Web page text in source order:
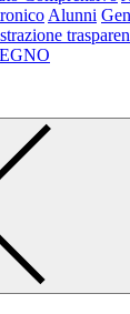
Alunni